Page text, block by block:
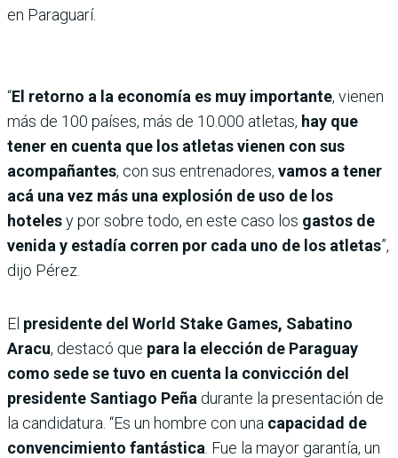
en Paraguarí.
“El retorno a la economía es muy importante, vienen
más de 100 países, más de 10.000 atletas, hay que
tener en cuenta que los atletas vienen con sus
acompañantes, con sus entrenadores, vamos a tener
acá una vez más una explosión de uso de los
hotelesy por sobre todo, en este caso los gastos de
venida y estadía corren por cada uno de los atletas”,
dijo Pérez.
El presidente del World Stake Games, Sabatino
Aracu, destacó que para la elección de Paraguay
como sede se tuvo en cuenta la convicción del
presidente Santiago Peña durante la presentación de
la candidatura. “Es un hombre con una capacidad de
convencimiento fantástica . Fue la mayor garantía, un